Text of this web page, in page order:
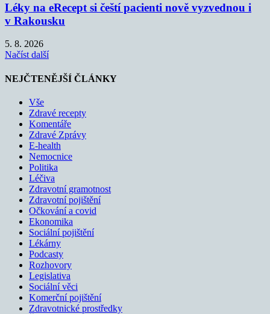
Léky na eRecept si čeští pacienti nově vyzvednou i
v Rakousku
5. 8. 2026
Načíst další
NEJČTENĚJŠÍ ČLÁNKY
Vše
Zdravé recepty
Komentáře
Zdravé Zprávy
E-health
Nemocnice
Politika
Léčiva
Zdravotní gramotnost
Zdravotní pojištění
Očkování a covid
Ekonomika
Sociální pojištění
Lékárny
Podcasty
Rozhovory
Legislativa
Sociální věci
Komerční pojištění
Zdravotnické prostředky